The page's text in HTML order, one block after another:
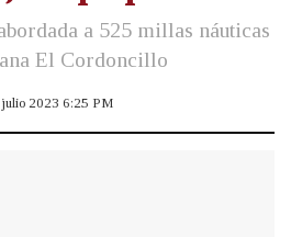
a 525 millas náuticas
El Cordoncillo
julio 2023 6:25 PM